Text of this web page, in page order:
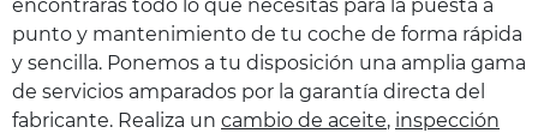
encontrarás todo lo que necesitas para la puesta a
punto y mantenimiento de tu coche de forma rápida
y sencilla. Ponemos a tu disposición una amplia gama
de servicios amparados por la garantía directa del
fabricante. Realiza un cambio de aceite, inspección